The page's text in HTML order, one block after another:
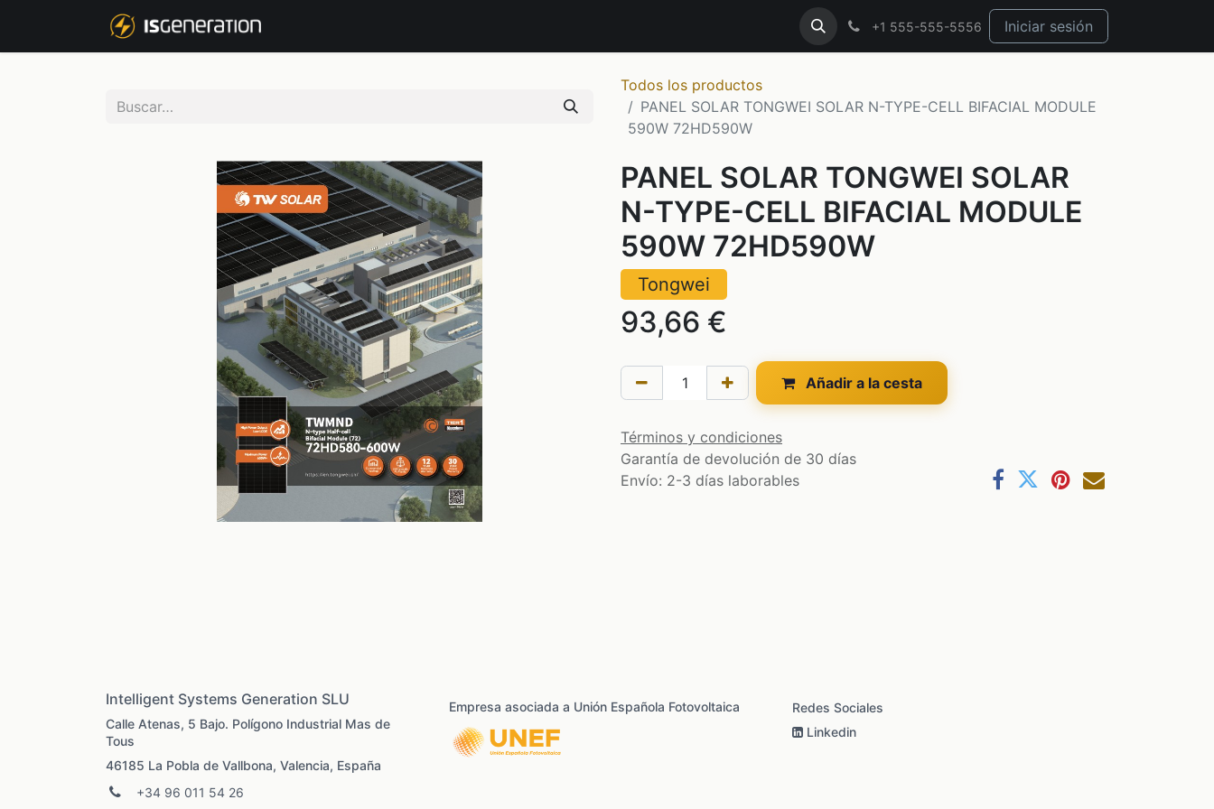
+1 555-555-5556 Iniciar sesión
Todos los productos
PANEL SOLAR TONGWEI SOLAR N-TYPE-CELL BIFACIAL MODULE
590W 72HD590W
PANEL SOLAR TONGWEI SOLAR
N-TYPE-CELL BIFACIAL MODULE
590W 72HD590W
Tongwei
93,66 €
Añadir a la cesta
Términos y condiciones
Garantía de devolución de 30 días
Envío: 2-3 días laborables
Intelligent Systems Generation SLU
Calle Atenas, 5 Bajo. Polígono Industrial Mas de
Tous
46185 La Pobla de Vallbona, Valencia, España
+34 96 011 54 26
Empresa asociada a Unión Española Fotovoltaica
Redes Sociales
Linkedin